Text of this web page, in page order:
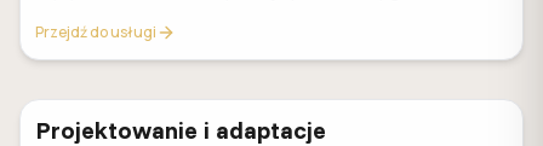
Przejdź do usługi
Projektowanie i adaptacje